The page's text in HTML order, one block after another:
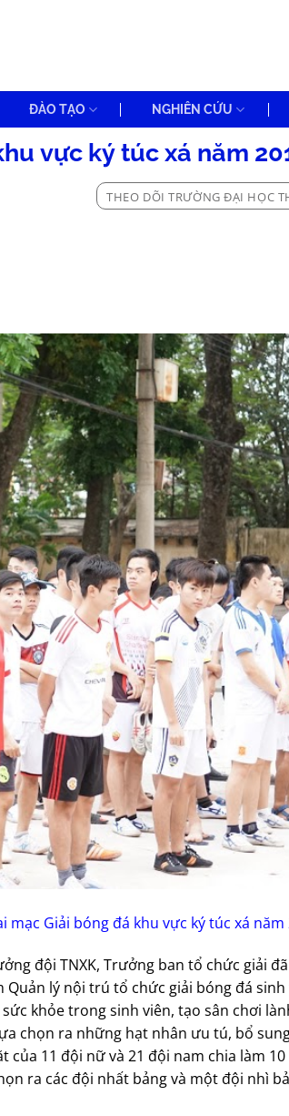
ĐÀO TẠO NGHIÊN CỨU
vực ký túc xá năm
THEO DÕI TRƯỜNG ĐẠI HỌC
mạc Giải bóng đá khu vực ký túc xá năm
đội TNXK, Trưởng ban tổ chức giải
lý nội trú tổ chức giải bóng đá sinh
khỏe trong sinh viên, tạo sân chơi
chọn ra những hạt nhân ưu tú, bổ
của 11 đội nữ và 21 đội nam chia làm
ra các đội nhất bảng và một đội nhì